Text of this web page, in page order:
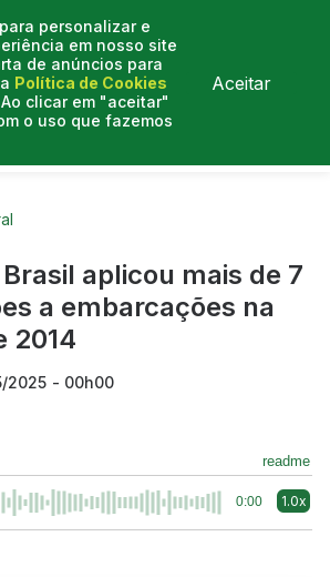
personalizar e
em nosso site
de anúncios para
Política de Cookies
clicar em "aceitar"
o uso que fazemos
Aceitar
aplicou mais de 7
a embarcações na
2014
2025 - 00h00
readme
0:00 1.0x